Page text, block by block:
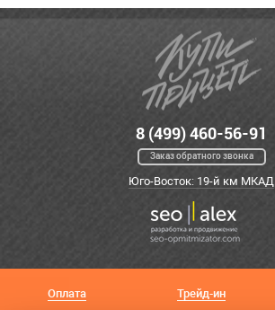
8 (499) 460-56-91
Заказ обратного звонка
Юго-Восток: 19-й км МКАД
Оплата
Трейд-ин